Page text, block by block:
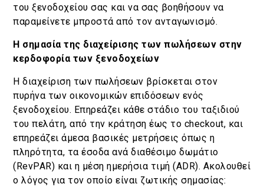
του ξενοδοχείου σας και να σας βοηθήσουν να
παραμείνετε μπροστά από τον ανταγωνισμό.
Η σημασία της διαχείρισης των πωλήσεων στην
κερδοφορία των ξενοδοχείων
Η διαχείριση των πωλήσεων βρίσκεται στον
πυρήνα των οικονομικών επιδόσεων ενός
ξενοδοχείου. Επηρεάζει κάθε στάδιο του ταξιδιού
του πελάτη, από την κράτηση έως το checkout, και
επηρεάζει άμεσα βασικές μετρήσεις όπως η
πληρότητα, τα έσοδα ανά διαθέσιμο δωμάτιο
(RevPAR) και η μέση ημερήσια τιμή (ADR). Ακολουθεί
ο λόγος για τον οποίο είναι ζωτικής σημασίας: